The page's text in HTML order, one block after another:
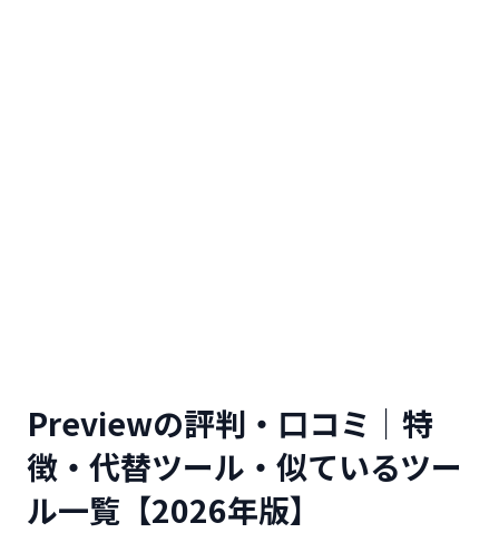
Previewの評判・口コミ｜特
徴・代替ツール・似ているツー
ル一覧【2026年版】